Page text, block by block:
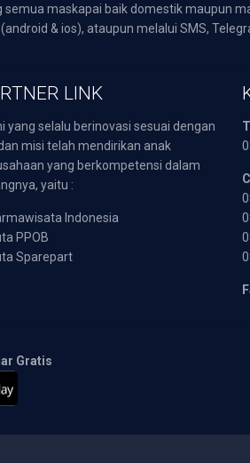
maskapai baik domestik maupun
& ios), ataupun melalui SMS,
LINK
yang selalu berinovasi sesuai dengan
misi telah mendirikan anak
yang berkompetensi dalam
yaitu :
Indonesia
PPOB
Sparepart
Gratis